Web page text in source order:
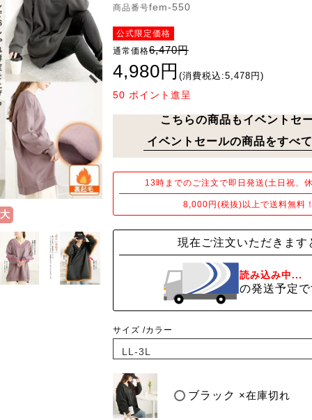
商品番号fem-550
公式限定価格
通常価格6,470円
4,980円 (消費税込:5,478円)
50 ポイント進呈
こちらの商品もイベントセ
イベントセールの商品をすべ
13時までのご注文で即日発送(土日祝、
8,000円(税抜)以上で送料無料
現在ご注文いただきます
読み込み中...
の発送予定
サイズ カラー
ブラック ×在庫切れ